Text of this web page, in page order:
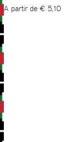
A partir de € 5,10